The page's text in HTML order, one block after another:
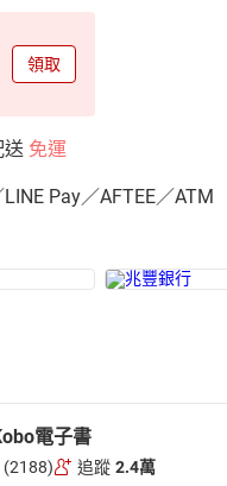
領取
送 免運
Pay／AFTEE／ATM
電子書
(2188) 追蹤 2.4萬